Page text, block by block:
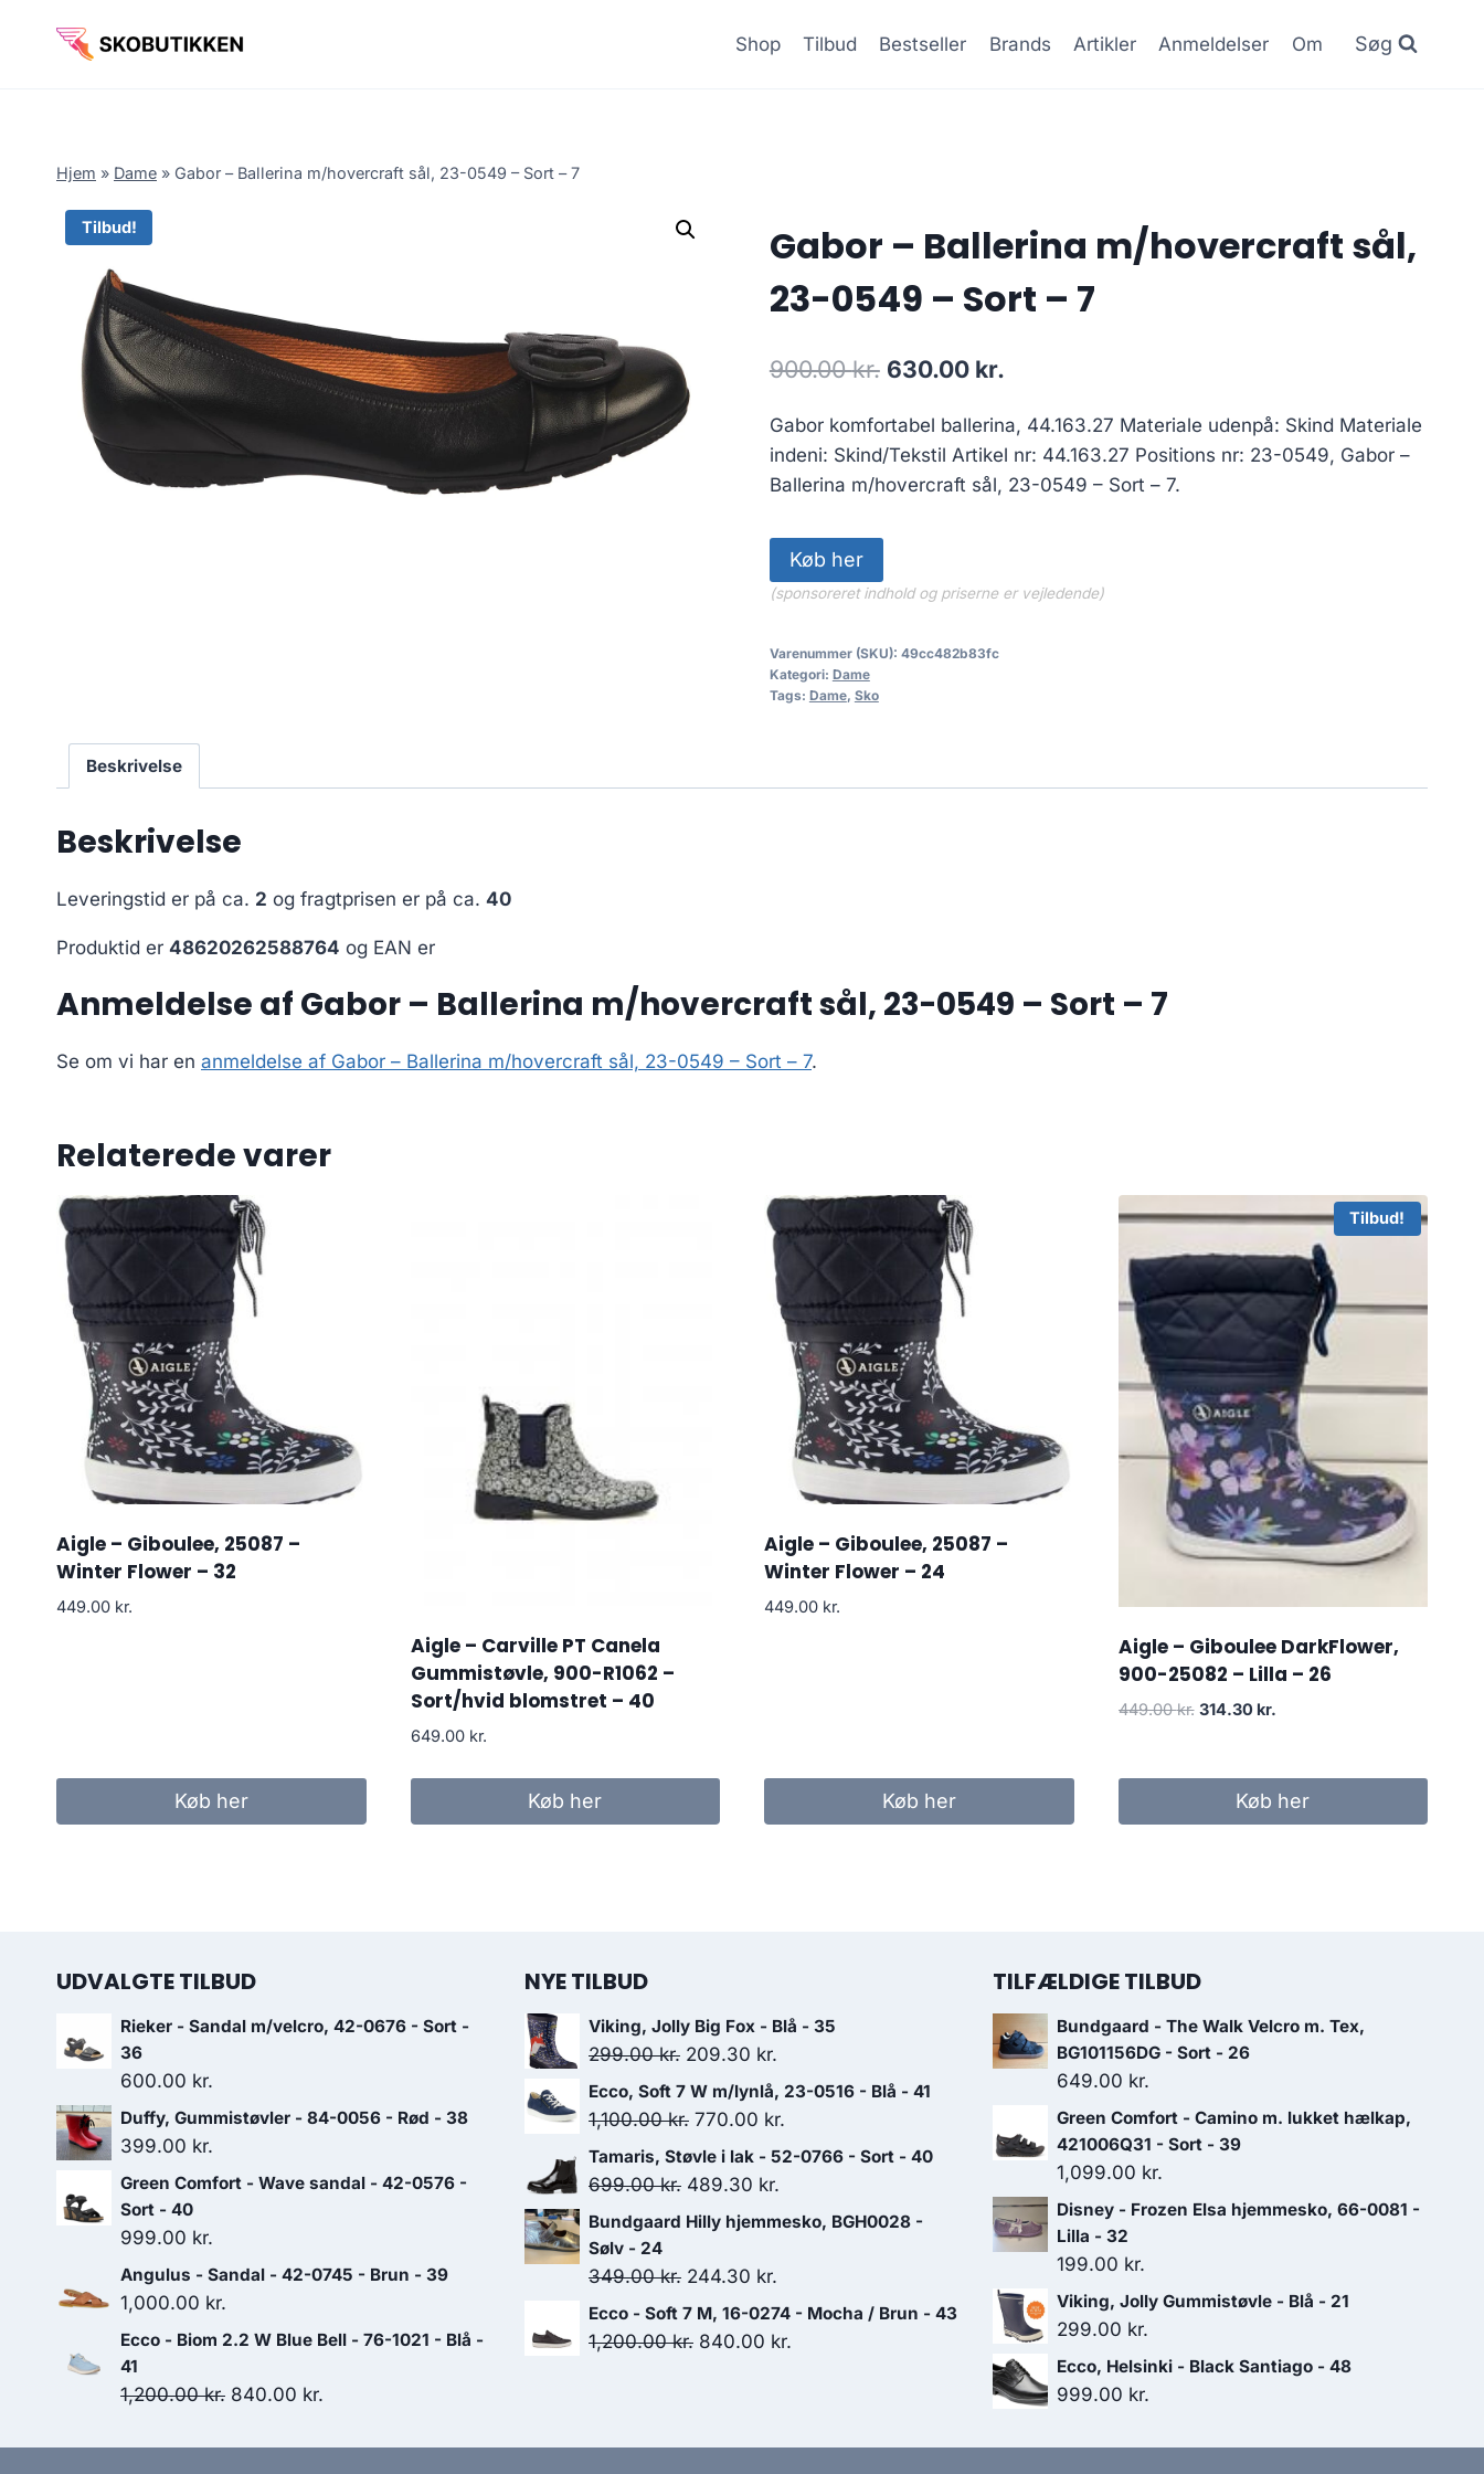
Shop Tilbud Bestseller Brands Artikler Anmeldelser Om Søg
Hjem » Dame » Gabor – Ballerina m/hovercraft sål, 23-0549 – Sort – 7
Tilbud!
Gabor – Ballerina m/hovercraft sål,
23-0549 – Sort – 7
900.00kr. Den
pris
var:
630.00 kr.
pris
er:
Gabor komfortabel ballerina, 44.163.27 Materiale udenpå: Skind Materiale
indeni: Skind/Tekstil Artikel nr: 44.163.27 Positions nr: 23-0549, Gabor –
Ballerina m/hovercraft sål, 23-0549 – Sort – 7.
Køb her
(sponsoreret indhold og priserne er vejledende)
Varenummer (SKU): 49cc482b83fc
Kategori: Dame
Tags: Dame, Sko
Beskrivelse
Beskrivelse
Leveringstid er på ca. 2 og fragtprisen er på ca. 40
Produktid er 48620262588764 og EAN er
Anmeldelse af Gabor – Ballerina m/hovercraft sål, 23-0549 – Sort – 7
Se om vi har en anmeldelse af Gabor – Ballerina m/hovercraft sål, 23-0549 – Sort – 7.
Relaterede varer
Aigle – Giboulee, 25087 –
Winter Flower – 32
449.00 kr.
Køb her
Aigle – Carville PT Canela
Gummistøvle, 900-R1062 –
Sort/hvid blomstret – 40
649.00 kr.
Køb her
Aigle – Giboulee, 25087 –
Winter Flower – 24
449.00 kr.
Køb her
Tilbud!
Aigle – Giboulee DarkFlower,
900-25082 – Lilla – 26
449.00kr. Den
var:
449.00 kr..
314.30 kr.
er:
314.30 kr..
Køb her
UDVALGTE TILBUD
Rieker - Sandal m/velcro, 42-0676 - Sort -
36
600.00 kr.
Duffy, Gummistøvler - 84-0056 - Rød - 38
399.00 kr.
Green Comfort - Wave sandal - 42-0576 -
Sort - 40
999.00 kr.
Angulus - Sandal - 42-0745 - Brun - 39
1,000.00 kr.
Ecco - Biom 2.2 W Blue Bell - 76-1021 - Blå -
41
1,200.00kr. Den
pris
840.00 kr.
pris
NYE TILBUD
Viking, Jolly Big Fox - Blå - 35
299.00kr. Den
oprindelige
pris
299.00 kr..
209.30 kr.
aktuelle
pris
Ecco, Soft 7 W m/lynlå, 23-0516 - Blå - 41
1,100.00kr. Den
oprindelige
pris
1,100.00 kr..
770.00 kr.
aktuelle
770.00 kr..
Tamaris, Støvle i lak - 52-0766 - Sort - 40
699.00kr. Den
oprindelige
var:
699.00 kr..
489.30 kr.
aktuelle
489.30 kr..
Bundgaard Hilly hjemmesko, BGH0028 -
Sølv - 24
349.00kr. Den
oprindelige
pris
244.30 kr.
aktuelle
pris
Ecco - Soft 7 M, 16-0274 - Mocha / Brun - 43
1,200.00kr. Den
840.00 kr.
TILFÆLDIGE TILBUD
Bundgaard - The Walk Velcro m. Tex,
BG101156DG - Sort - 26
649.00 kr.
Green Comfort - Camino m. lukket hælkap,
421006Q31 - Sort - 39
1,099.00 kr.
Disney - Frozen Elsa hjemmesko, 66-0081 -
Lilla - 32
199.00 kr.
Viking, Jolly Gummistøvle - Blå - 21
299.00 kr.
Ecco, Helsinki - Black Santiago - 48
999.00 kr.